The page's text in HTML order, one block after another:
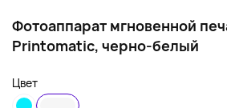
Фотоаппарат мгновенной
Printomatic, черно-белый
Цвет